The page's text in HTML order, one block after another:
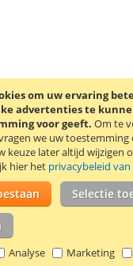
om uw ervaring
advertenties te
voor geeft. Om te
we uw toestemming
keuze later altijd wijzigen
hier het privacybeleid van
Selectie
Analyse Marketing
In Winkelwagen
TOE AAN
OM TE
tablethoes voor de
Kleur: paars.